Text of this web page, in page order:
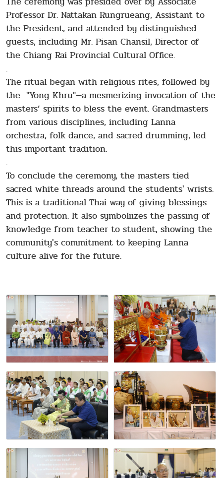
Professor Dr. Nattakan Rungrueang, Assistant to
the President, and attended by distinguished
guests, including Mr. Pisan Chansil, Director of
the Chiang Rai Provincial Cultural Office.
.
The ritual began with religious rites, followed by
the "Yong Khru"—a mesmerizing invocation of the
masters’ spirits to bless the event. Grandmasters
from various disciplines, including Lanna
orchestra, folk dance, and sacred drumming, led
this important tradition.
.
To conclude the ceremony, the masters tied
sacred white threads around the students' wrists.
This is a traditional Thai way of giving blessings
and protection. It also symboliizes the passing of
knowledge from teacher to student, showing the
community's commitment to keeping Lanna
culture alive for the future.